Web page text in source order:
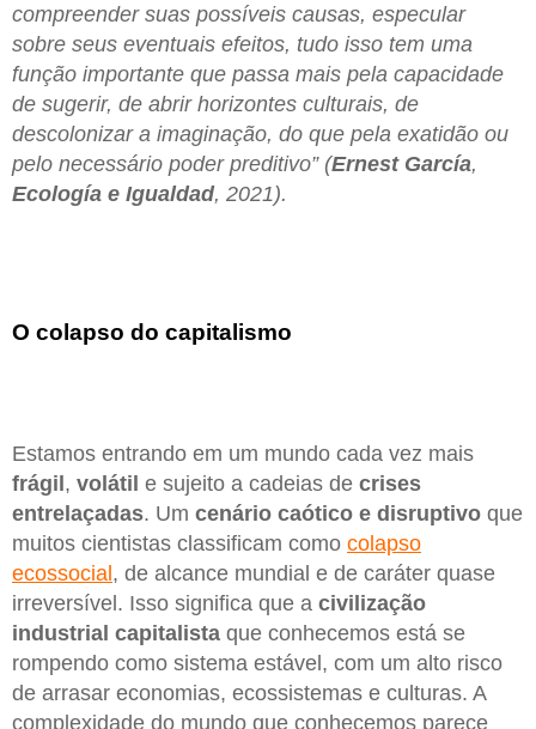
compreender suas possíveis causas, especular
sobre seus eventuais efeitos, tudo isso tem uma
função importante que passa mais pela capacidade
de sugerir, de abrir horizontes culturais, de
descolonizar a imaginação, do que pela exatidão ou
pelo necessário poder preditivo” (Ernest García,
Ecología e Igualdad, 2021).
O colapso do capitalismo
Estamos entrando em um mundo cada vez mais
frágil, volátil e sujeito a cadeias de crises
entrelaçadas. Um cenário caótico e disruptivo que
muitos cientistas classificam como colapso
ecossocial, de alcance mundial e de caráter quase
irreversível. Isso significa que a civilização
industrial capitalista que conhecemos está se
rompendo como sistema estável, com um alto risco
de arrasar economias, ecossistemas e culturas. A
complexidade do mundo que conhecemos parece